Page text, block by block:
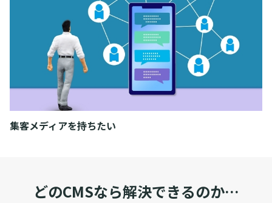
集客メディアを持ちたい
どのCMSなら解決できるのか…